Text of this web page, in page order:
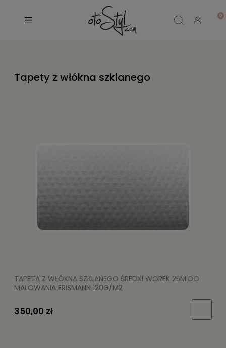
Tapety z włókna szklanego
TAPETA Z WŁÓKNA SZKLANEGO ŚREDNI WOREK 25M DO
MALOWANIA ERISMANN 120G/M2
350,00 zł